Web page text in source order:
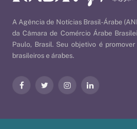
A Agência de Notícias Brasil-Árabe
da Câmara de Comércio Árabe
Paulo, Brasil. Seu objetivo é
brasileiros e árabes.
FacebookTwitter InstagramLinkedIn